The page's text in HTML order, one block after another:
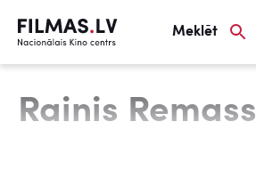
Meklēt
Rainis Remass